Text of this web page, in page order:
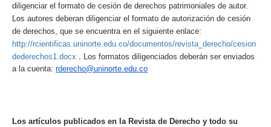
diligenciar el formato de cesión de derechos patrimoniales de autor.
Los autores deberan diligenciar el formato de autorización de cesión
de derechos, que se encuentra en el siguiente enlace:
http://rcientificas.uninorte.edu.co/documentos/revista_derecho/cesion
dederechos1.docx . Los formatos diligenciados deberán ser enviados
a la cuenta: rderecho@uninorte.edu.co
Los artículos publicados en la Revista de Derecho y todo su